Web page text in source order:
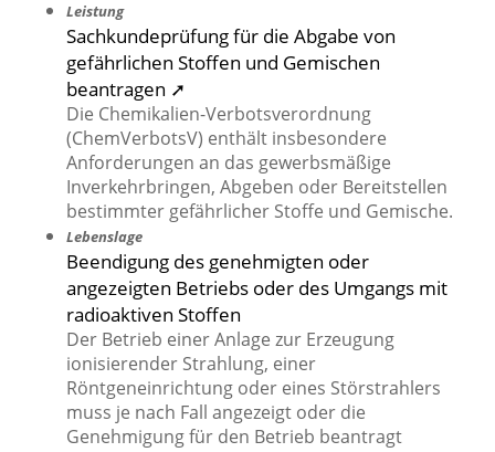
Leistung
Sachkundeprüfung für die Abgabe von
gefährlichen Stoffen und Gemischen
beantragen ➚
Die Chemikalien-Verbotsverordnung
(ChemVerbotsV) enthält insbesondere
Anforderungen an das gewerbsmäßige
Inverkehrbringen, Abgeben oder Bereitstellen
bestimmter gefährlicher Stoffe und Gemische.
Lebenslage
Beendigung des genehmigten oder
angezeigten Betriebs oder des Umgangs mit
radioaktiven Stoffen
Der Betrieb einer Anlage zur Erzeugung
ionisierender Strahlung, einer
Röntgeneinrichtung oder eines Störstrahlers
muss je nach Fall angezeigt oder die
Genehmigung für den Betrieb beantragt